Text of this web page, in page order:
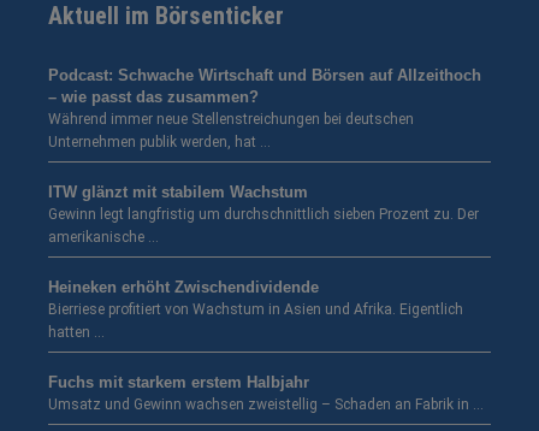
Aktuell im Börsenticker
Podcast: Schwache Wirtschaft und Börsen auf Allzeithoch
– wie passt das zusammen?
Während immer neue Stellenstreichungen bei deutschen
Unternehmen publik werden, hat …
ITW glänzt mit stabilem Wachstum
Gewinn legt langfristig um durchschnittlich sieben Prozent zu. Der
amerikanische …
Heineken erhöht Zwischendividende
Bierriese profitiert von Wachstum in Asien und Afrika. Eigentlich
hatten …
Fuchs mit starkem erstem Halbjahr
Umsatz und Gewinn wachsen zweistellig – Schaden an Fabrik in …